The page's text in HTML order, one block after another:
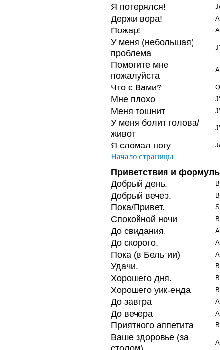
Я потерялся!
Держи вора!
Пожар!
У меня (небольшая)
проблема
Помогите мне
пожалуйста
Что с Вами?
Мне плохо
Меня тошнит
У меня болит голова/
живот
Я сломал ногу
Начало страницы
Приветствия и
Добрый день.
Добрый вечер.
Пока/Привет.
Спокойной ночи
До свидания.
До скорого.
Пока (в Бельгии)
Удачи.
Хорошего дня.
Хорошего уик-енда
До завтра
До вечера
Приятного аппетита
Ваше здоровье (за
столом)